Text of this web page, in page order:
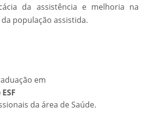
da assistência e melhoria na
população assistida.
em
da área de Saúde.